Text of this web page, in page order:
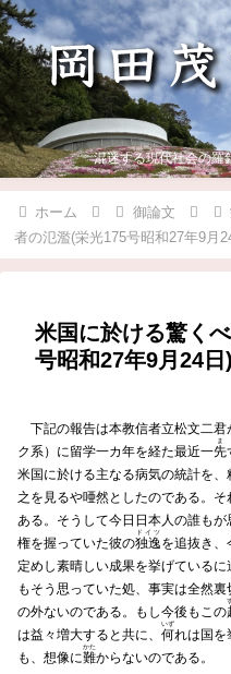
混迷する現代社会の羅
ホーム 御論文
者の氾濫(栄光175号昭和27年9月
米国に於ける驚く
号昭和27年9月24日)
下記の報告は本教信者立松文二君
ク系）に留学一カ年を経た最近一先
ま
米国に於ける主なる病気の統計を
之を見るや唖然としたのである。
ある。そうして今日日本人の誰もが
権を握っていた彼の独逸
ドイツ
を追抜き、
定めし素晴しい成果を挙げている
もそう思っていた処、事実は全然
の外ないのである。もし今後もこの
は益々増大すると共に、 何
いず
れは国を
も、想像に難
かた
からないのである。